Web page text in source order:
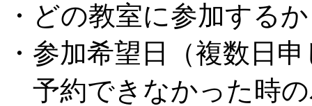
・どの教室に参加する
・参加希望日（複数日
予約できなかった時